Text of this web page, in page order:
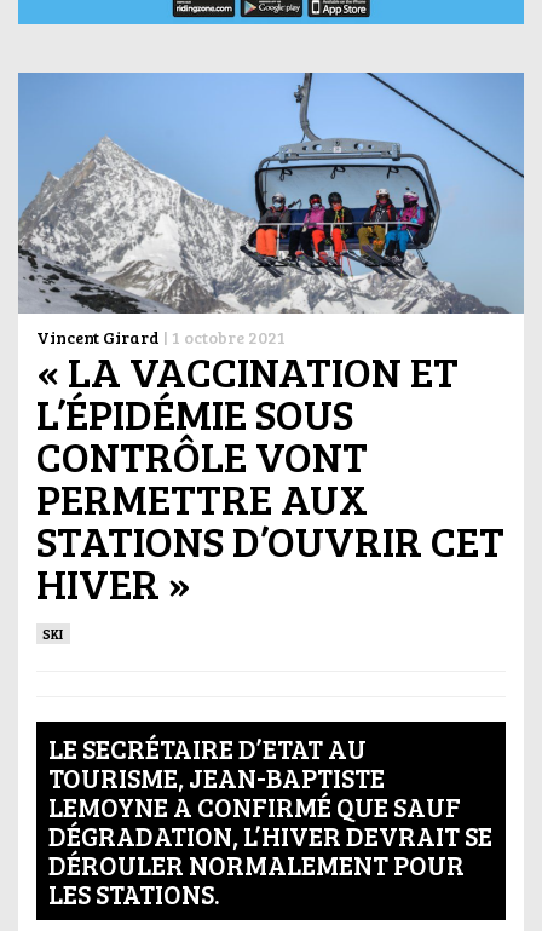
Vincent Girard | 1 octobre 2021
« LA VACCINATION ET
L’ÉPIDÉMIE SOUS
CONTRÔLE VONT
PERMETTRE AUX
STATIONS D’OUVRIR CET
HIVER »
SKI
LE SECRÉTAIRE D’ETAT AU
TOURISME, JEAN-BAPTISTE
LEMOYNE A CONFIRMÉ QUE SAUF
DÉGRADATION, L’HIVER DEVRAIT SE
DÉROULER NORMALEMENT POUR
LES STATIONS.